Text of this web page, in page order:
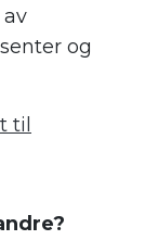
og
til